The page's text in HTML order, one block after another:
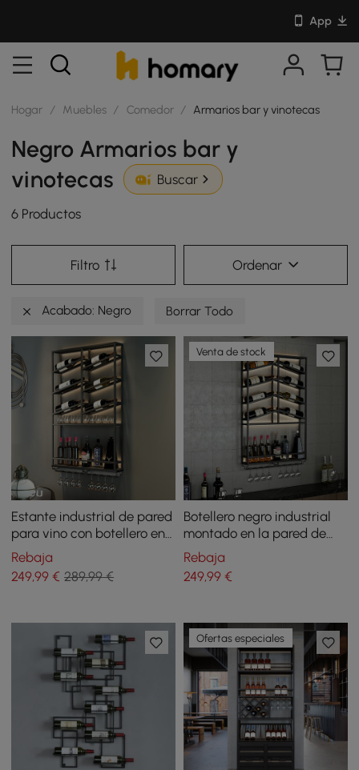
App
Hogar / Muebles / Comedor / Armarios bar y vinotecas
Negro Armarios bar y
vinotecas
Buscar
6 Productos
Filtro Ordenar
Acabado: Negro Borrar Todo
Estante industrial de pared
para vino con botellero en
negro
Rebaja
249,99 € 289,99 €
Venta de stock
Botellero negro industrial
montado en la pared de
madera y metal con
estante para botellas y
vidrio
Rebaja
249,99€
Ofertas especiales